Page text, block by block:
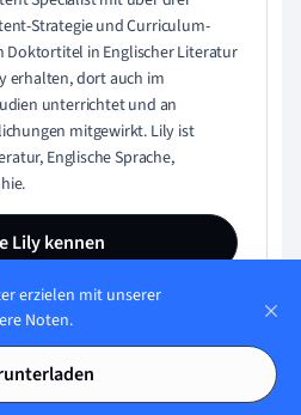
Strategie und Curriculum-
Doktortitel in Englischer Literatur
erhalten, dort auch im
unterrichtet und an
mitgewirkt. Lily ist
Englische Sprache,
Lily kennen
von:
erzielen mit unserer
Noten.